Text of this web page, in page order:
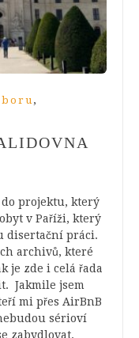
,
do projektu, který
v Paříži, který
disertační práci.
archivů, které
je zde i celá řada
Jakmile jsem
mi přes AirBnB
sérioví
zabydlovat.